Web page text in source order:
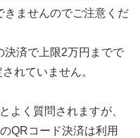
ませんのでご注意くだ
決済で上限2万円までで
れていません。
よく質問されますが、
QRコード決済は利用